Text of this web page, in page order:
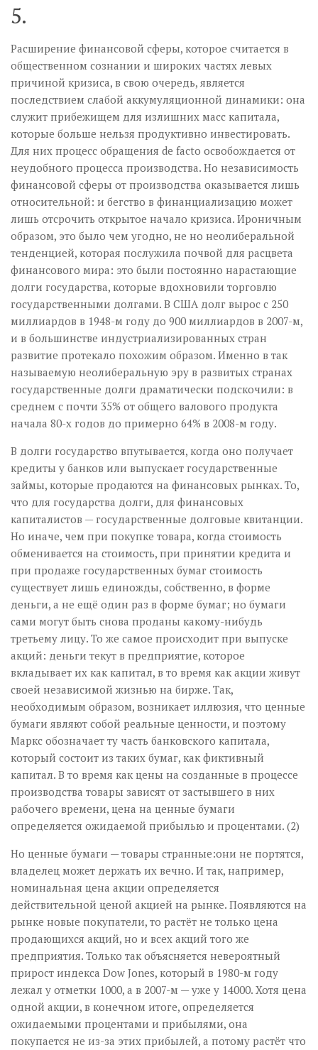
5.
Расширение финансовой сферы, которое считается в
общественном сознании и широких частях левых
причиной кризиса, в свою очередь, является
последствием слабой аккумуляционной динамики: она
служит прибежищем для излишних масс капитала,
которые больше нельзя продуктивно инвестировать.
Для них процесс обращения de facto освобождается от
неудобного процесса производства. Но независимость
финансовой сферы от производства оказывается лишь
относительной: и бегство в финанциализацию может
лишь отсрочить открытое начало кризиса. Ироничным
образом, это было чем угодно, не но неолиберальной
тенденцией, которая послужила почвой для расцвета
финансового мира: это были постоянно нарастающие
долги государства, которые вдохновили торговлю
государственными долгами. В США долг вырос с 250
миллиардов в 1948-м году до 900 миллиардов в 2007-м,
и в большинстве индустриализированных стран
развитие протекало похожим образом. Именно в так
называемую неолиберальную эру в развитых странах
государственные долги драматически подскочили: в
среднем с почти 35% от общего валового продукта
начала 80-х годов до примерно 64% в 2008-м году.
В долги государство впутывается, когда оно получает
кредиты у банков или выпускает государственные
займы, которые продаются на финансовых рынках. То,
что для государства долги, для финансовых
капиталистов — государственные долговые квитанции.
Но иначе, чем при покупке товара, когда стоимость
обменивается на стоимость, при принятии кредита и
при продаже государственных бумаг стоимость
существует лишь единожды, собственно, в форме
деньги, а не ещё один раз в форме бумаг; но бумаги
сами могут быть снова проданы какому-нибудь
третьему лицу. То же самое происходит при выпуске
акций: деньги текут в предприятие, которое
вкладывает их как капитал, в то время как акции живут
своей независимой жизнью на бирже. Так,
необходимым образом, возникает иллюзия, что ценные
бумаги являют собой реальные ценности, и поэтому
Маркс обозначает ту часть банковского капитала,
который состоит из таких бумаг, как фиктивный
капитал. В то время как цены на созданные в процессе
производства товары зависят от застывшего в них
рабочего времени, цена на ценные бумаги
определяется ожидаемой прибылью и процентами. (2)
Но ценные бумаги — товары странные:они не портятся,
владелец может держать их вечно. И так, например,
номинальная цена акции определяется
действительной ценой акцией на рынке. Появляются на
рынке новые покупатели, то растёт не только цена
продающихся акций, но и всех акций того же
предприятия. Только так объясняется невероятный
прирост индекса Dow Jones, который в 1980-м году
лежал у отметки 1000, а в 2007-м — уже у 14000. Хотя цена
одной акции, в конечном итоге, определяется
ожидаемыми процентами и прибылями, она
покупается не из-за этих прибылей, а потому растёт что